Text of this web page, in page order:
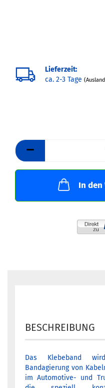
Lieferzeit:
ca. 2-3 Tage
In den
BESCHREIBUNG
Das Klebeband
Bandagierung von
im Automotive- und